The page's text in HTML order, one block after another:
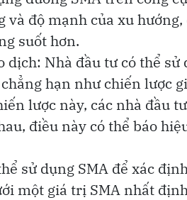
và độ mạnh của xu
suốt hơn.
dịch: Nhà đầu tư có thể
hạn như chiến lược
lược này, các nhà đầu
điều này có thể báo
sử dụng SMA để xác
một giá trị SMA nhất